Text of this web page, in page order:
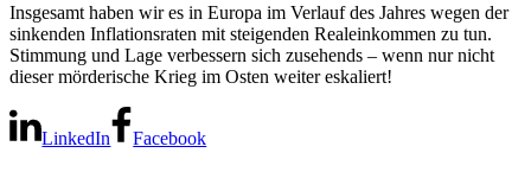
Insgesamt haben wir es in Europa im Verlauf des Jahres wegen der
sinkenden Inflationsraten mit steigenden Realeinkommen zu tun.
Stimmung und Lage verbessern sich zusehends – wenn nur nicht
dieser mörderische Krieg im Osten weiter eskaliert!
LinkedIn Facebook